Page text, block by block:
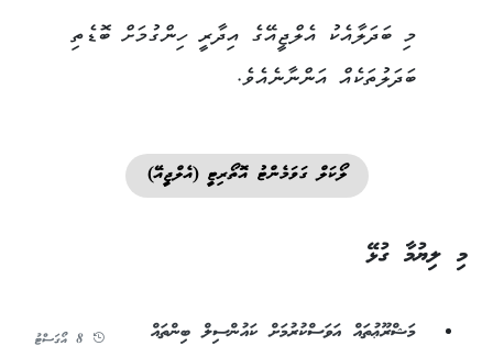
މި ބަދަލާއެކު އެލްޖީއޭގެ އިދާރީ ހިންގުމަށް ބޮޑެތި
ބަދަލުތަކެއް އަންނާނެއެވެ.
ލޯކަލް ގަވަމެންޓު އޮތޯރިޓީ (އެލްޖީއޭ)
މި ލިޔުމާ ގުޅޭ
މަޝްރޫޢުތައް އަވަސްކުރުމަށް ކައުންސިލް ބިންތައް 8 އޯގަސްޓު